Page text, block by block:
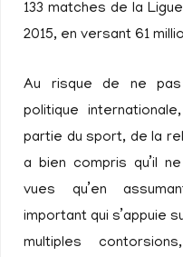
133 matches de la
2015, en versant 61
Au risque de ne
politique
partie du sport, de la
a bien compris qu’il
vues qu’en
important qui s’appuie
multiples